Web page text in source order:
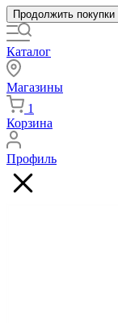
Продолжить покупки
Каталог
Магазины
1
Корзина
Профиль